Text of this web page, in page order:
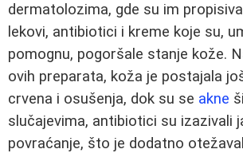
dermatolozima, gde su im
lekovi, antibiotici i kreme koje su,
pomognu, pogoršale stanje kože.
ovih preparata, koža je postajala
crvena i osušenja, dok su se akne
slučajevima, antibiotici su izazivali
povraćanje, što je dodatno